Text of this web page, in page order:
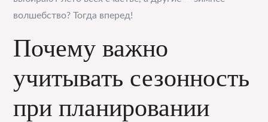
волшебство? Тогда вперед!
Почему важно
учитывать сезонность
при планировании